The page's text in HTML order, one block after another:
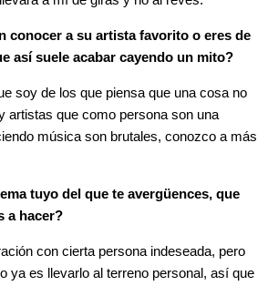
conocer a su artista favorito o eres de
así suele acabar cayendo un mito?
soy de los que piensa que una cosa no
artistas que como persona son una
música son brutales, conozco a más
tuyo del que te avergüences, que
a hacer?
con cierta persona indeseada, pero
ya es llevarlo al terreno personal, así que